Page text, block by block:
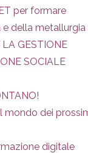
per formare
della metallurgia
GESTIONE
SOCIALE
mondo dei
digitale